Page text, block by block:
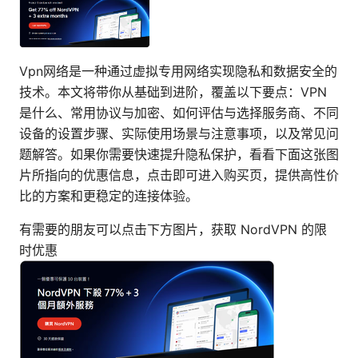
Vpn网络是一种通过虚拟专用网络实现隐私和数据安全的
技术。本文将带你从基础到进阶，覆盖以下要点：VPN
是什么、常用协议与加密、如何评估与选择服务商、不同
设备的设置步骤、实际使用场景与注意事项，以及常见问
题解答。如果你需要快速提升隐私保护，看看下面这张图
片所指向的优惠信息，点击即可进入购买页，提供高性价
比的方案和更稳定的连接体验。
有需要的朋友可以点击下方图片，获取 NordVPN 的限
时优惠